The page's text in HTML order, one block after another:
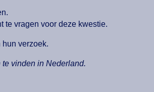
te vragen voor deze kwestie.
verzoek.
vinden in Nederland.